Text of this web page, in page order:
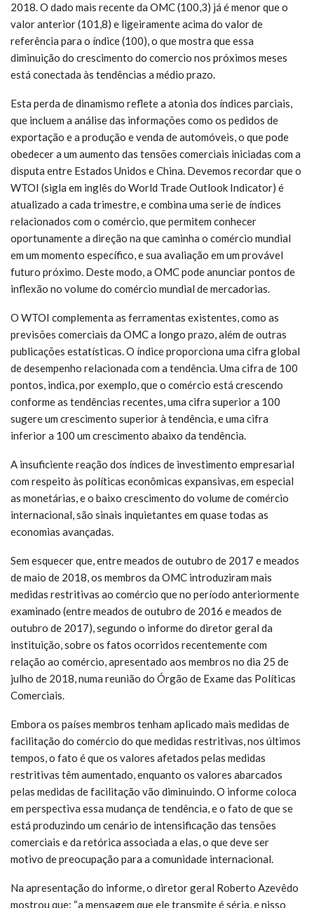
2018. O dado mais recente da OMC (100,3) já é menor que o
valor anterior (101,8) e ligeiramente acima do valor de
referência para o índice (100), o que mostra que essa
diminuição do crescimento do comercio nos próximos meses
está conectada às tendências a médio prazo.
Esta perda de dinamismo reflete a atonia dos índices parciais,
que incluem a análise das informações como os pedidos de
exportação e a produção e venda de automóveis, o que pode
obedecer a um aumento das tensões comerciais iniciadas com a
disputa entre Estados Unidos e China. Devemos recordar que o
WTOI (sigla em inglês do World Trade Outlook Indicator) é
atualizado a cada trimestre, e combina uma serie de índices
relacionados com o comércio, que permitem conhecer
oportunamente a direção na que caminha o comércio mundial
em um momento específico, e sua avaliação em um provável
futuro próximo. Deste modo, a OMC pode anunciar pontos de
inflexão no volume do comércio mundial de mercadorias.
O WTOI complementa as ferramentas existentes, como as
previsões comerciais da OMC a longo prazo, além de outras
publicações estatísticas. O índice proporciona uma cifra global
de desempenho relacionada com a tendência. Uma cifra de 100
pontos, indica, por exemplo, que o comércio está crescendo
conforme as tendências recentes, uma cifra superior a 100
sugere um crescimento superior à tendência, e uma cifra
inferior a 100 um crescimento abaixo da tendência.
A insuficiente reação dos índices de investimento empresarial
com respeito às políticas econômicas expansivas, em especial
as monetárias, e o baixo crescimento do volume de comércio
internacional, são sinais inquietantes em quase todas as
economias avançadas.
Sem esquecer que, entre meados de outubro de 2017 e meados
de maio de 2018, os membros da OMC introduziram mais
medidas restritivas ao comércio que no período anteriormente
examinado (entre meados de outubro de 2016 e meados de
outubro de 2017), segundo o informe do diretor geral da
instituição, sobre os fatos ocorridos recentemente com
relação ao comércio, apresentado aos membros no dia 25 de
julho de 2018, numa reunião do Órgão de Exame das Políticas
Comerciais.
Embora os países membros tenham aplicado mais medidas de
facilitação do comércio do que medidas restritivas, nos últimos
tempos, o fato é que os valores afetados pelas medidas
restritivas têm aumentado, enquanto os valores abarcados
pelas medidas de facilitação vão diminuindo. O informe coloca
em perspectiva essa mudança de tendência, e o fato de que se
está produzindo um cenário de intensificação das tensões
comerciais e da retórica associada a elas, o que deve ser
motivo de preocupação para a comunidade internacional.
Na apresentação do informe, o diretor geral Roberto Azevêdo
mostrou que: “a mensagem que ele transmite é séria, e nisso